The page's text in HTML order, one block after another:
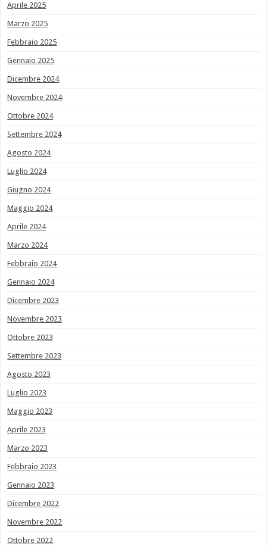
Aprile 2025
Marzo 2025
Febbraio 2025
Gennaio 2025
Dicembre 2024
Novembre 2024
Ottobre 2024
Settembre 2024
Agosto 2024
Luglio 2024
Giugno 2024
Maggio 2024
Aprile 2024
Marzo 2024
Febbraio 2024
Gennaio 2024
Dicembre 2023
Novembre 2023
Ottobre 2023
Settembre 2023
Agosto 2023
Luglio 2023
Maggio 2023
Aprile 2023
Marzo 2023
Febbraio 2023
Gennaio 2023
Dicembre 2022
Novembre 2022
Ottobre 2022